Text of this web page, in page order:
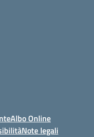
Albo Online
Note legali